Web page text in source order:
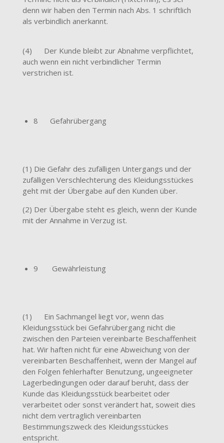
denn wir haben den Termin nach Abs. 1 schriftlich
als verbindlich anerkannt.
(4) Der Kunde bleibt zur Abnahme verpflichtet,
auch wenn ein nicht verbindlicher Termin
verstrichen ist.
8 Gefahrübergang
(1) Die Gefahr des zufälligen Untergangs und der
zufälligen Verschlechterung des Kleidungsstückes
geht mit der Übergabe auf den Kunden über.
(2) Der Übergabe steht es gleich, wenn der Kunde
mit der Annahme in Verzug ist.
9 Gewährleistung
(1) Ein Sachmangel liegt vor, wenn das
Kleidungsstück bei Gefahrübergang nicht die
zwischen den Parteien vereinbarte Beschaffenheit
hat. Wir haften nicht für eine Abweichung von der
vereinbarten Beschaffenheit, wenn der Mangel auf
den Folgen fehlerhafter Benutzung, ungeeigneter
Lagerbedingungen oder darauf beruht, dass der
Kunde das Kleidungsstück bearbeitet oder
verarbeitet oder sonst verändert hat, soweit dies
nicht dem vertraglich vereinbarten
Bestimmungszweck des Kleidungsstückes
entspricht.